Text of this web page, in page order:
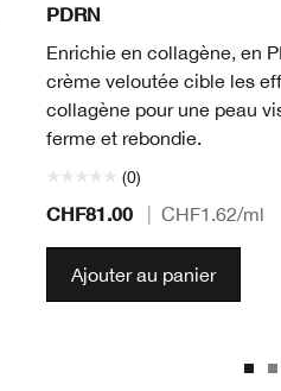
PDRN
Enrichie en collagène, en
crème veloutée cible les
collagène pour une peau
ferme et rebondie.
(0)
CHF81.00 CHF1.62/ml
Ajouter au panier